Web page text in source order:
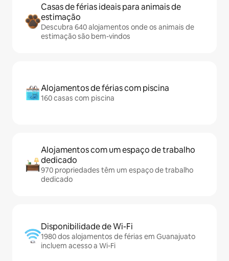
Casas de férias ideais para animais de
estimação
Descubra 640 alojamentos onde os animais de
estimação são bem-vindos
Alojamentos de férias com piscina
160 casas com piscina
Alojamentos com um espaço de trabalho
dedicado
970 propriedades têm um espaço de trabalho
dedicado
Disponibilidade de Wi-Fi
1980 dos alojamentos de férias em Guanajuato
incluem acesso a Wi-Fi